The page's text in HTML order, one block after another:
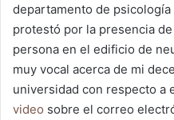
departamento de
protestó por la presencia
persona en el edificio de
muy vocal acerca de mi
universidad con respecto a
video sobre el correo